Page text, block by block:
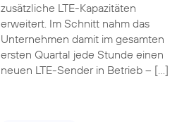
zusätzliche LTE-Kapazitäten
erweitert. Im Schnitt nahm das
Unternehmen damit im gesamten
ersten Quartal jede Stunde einen
neuen LTE-Sender in Betrieb – […]